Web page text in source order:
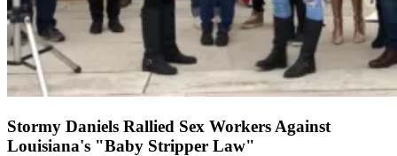
Stormy Daniels Rallied Sex Workers Against
Louisiana's "Baby Stripper Law"